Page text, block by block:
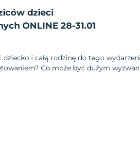
dzieci
ONLINE 28-31.01
i całą rodzinę do tego
Co może być dużym